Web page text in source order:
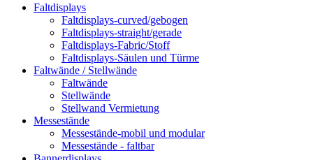
Faltdisplays
Faltdisplays-curved/gebogen
Faltdisplays-straight/gerade
Faltdisplays-Fabric/Stoff
Faltdisplays-Säulen und Türme
Faltwände / Stellwände
Faltwände
Stellwände
Stellwand Vermietung
Messestände
Messestände-mobil und modular
Messestände - faltbar